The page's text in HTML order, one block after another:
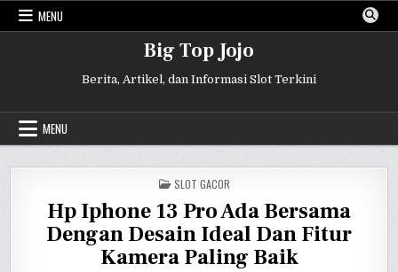
Skip
MENU
Big Top Jojo
Berita, Artikel, dan Informasi Slot Terkini
MENU
POSTED
IN
SLOT GACOR
Hp Iphone 13 Pro Ada Bersama
Dengan Desain Ideal Dan Fitur
Kamera Paling Baik